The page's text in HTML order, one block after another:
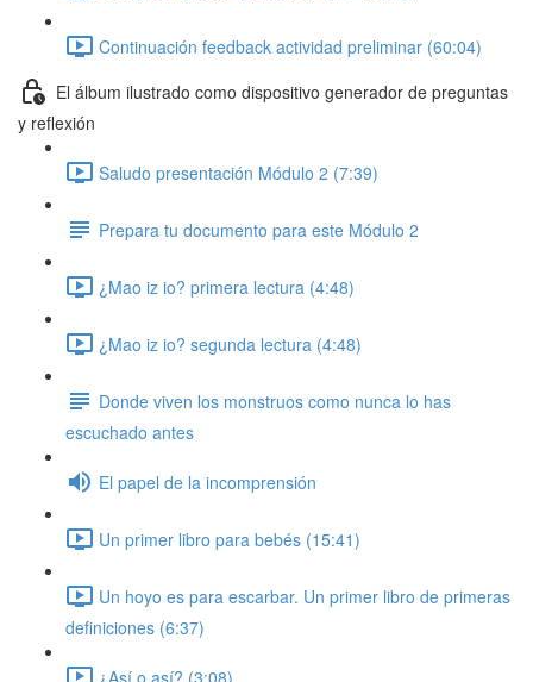
Continuación feedback actividad preliminar (60:04)
El álbum ilustrado como dispositivo generador de preguntas
y reflexión
Saludo presentación Módulo 2 (7:39)
Prepara tu documento para este Módulo 2
¿Mao iz io? primera lectura (4:48)
¿Mao iz io? segunda lectura (4:48)
Donde viven los monstruos como nunca lo has
escuchado antes
El papel de la incomprensión
Un primer libro para bebés (15:41)
Un hoyo es para escarbar. Un primer libro de primeras
definiciones (6:37)
¿Así o así? (3:08)